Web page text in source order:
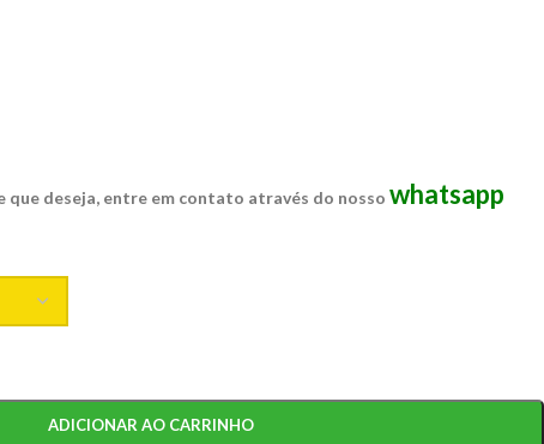
que deseja, entre em contato através do nosso whatsapp
ADICIONAR AO CARRINHO